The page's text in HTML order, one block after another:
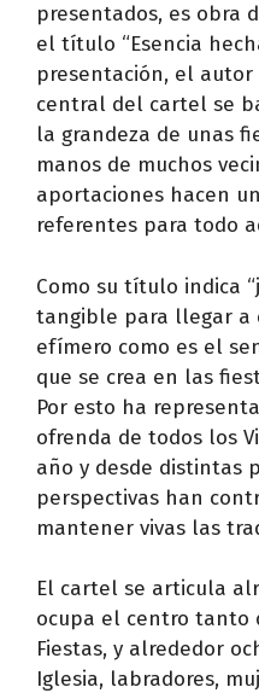
presentados, es obra
el título “Esencia
presentación, el
central del cartel se
la grandeza de unas
manos de muchos
aportaciones hacen
referentes para todo
Como su título indica
tangible para llegar a
efímero como es el
que se crea en las
Por esto ha
ofrenda de todos los
año y desde distintas
perspectivas han
mantener vivas las
El cartel se articula
ocupa el centro tanto
Fiestas, y alrededor
Iglesia, labradores,